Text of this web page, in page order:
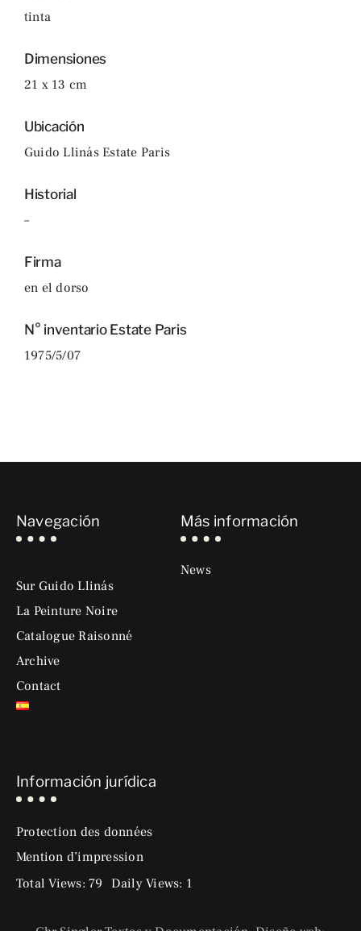
tinta
Dimensiones
21 x 13 cm
Ubicación
Guido Llinás Estate Paris
Historial
–
Firma
en el dorso
N° inventario Estate Paris
1975/5/07
Navegación
Sur Guido Llinás
La Peinture Noire
Catalogue Raisonné
Archive
Contact
Más información
News
Información jurídica
Protection des données
Mention d’impression
Total Views: 79
Daily Views: 1